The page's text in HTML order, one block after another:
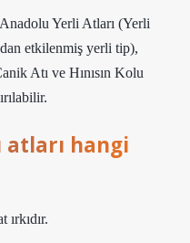
Yerli Atları (Yerli
etkilenmiş yerli tip),
Atı ve Hınısın Kolu
atları hangi